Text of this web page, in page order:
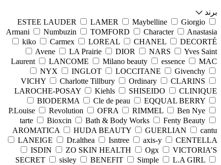
برند
ESTEE LAUDER
LAMER Maybelline
Giorgio
Armani
Numbuzin TOMFORD Character
Anastasia
kiko
Carmex LOREAL CHANEL
DECORTÉ
Avene
LA Prairie DIOR NARS
Yves Saint
Laurent
LANCOME Milano beauty essence
MAC
NYX
INGLOT LOCCITANE
Givenchy
VICHY
Charlotte Tillbury Ordinary
CLARINS
LAROCHE-POSAY
Kiehls SHISEIDO
CLINIQUE
BIODERMA
Cle de peau
EQQUAL BERRY
P.Louise
Revolution OFRA RIMMEL
Ben Nye
tarte
Bioxcin Bath & Body Works
Fenty Beauty
AROMATICA
HUDA BEAUTY GUERLIAN
cantu
LANEIGE
Dr.althea Isntree axis-y
CENTELLA
ISDIN
ZO SKIN HEALTH Ogx
VICTORIA’S
SECRET
sisley BENEFIT Simple
L.A GIRL